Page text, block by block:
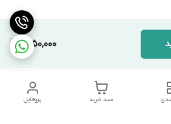
1,750,000
پروفایل سبد خرید